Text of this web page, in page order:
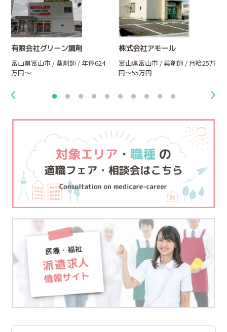
有限会社グリーン調剤
富山県富山市 / 薬剤師 / 年俸624
万円～
株式会社アモール
富山県富山市 / 薬剤師 / 月給25万
円～55万円